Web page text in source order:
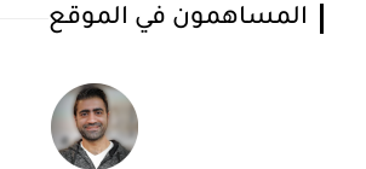
المساهمون في الموقع